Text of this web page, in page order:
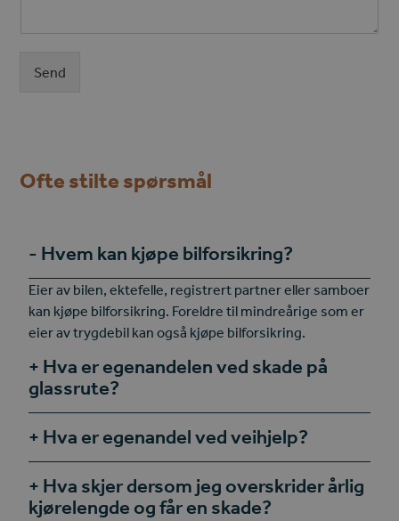
Send
Ofte stilte spørsmål
Hvem kan kjøpe bilforsikring?
Eier av bilen, ektefelle, registrert partner eller samboer
kan kjøpe bilforsikring. Foreldre til mindreårige som er
eier av trygdebil kan også kjøpe bilforsikring.
Hva er egenandelen ved skade på
glassrute?
Hva er egenandel ved veihjelp?
Hva skjer dersom jeg overskrider årlig
kjørelengde og får en skade?